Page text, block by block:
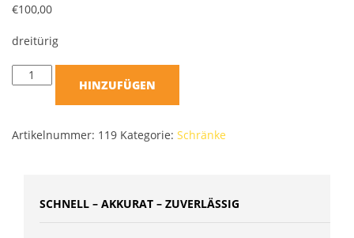
€100,00
dreitürig
HINZUFÜGEN
Artikelnummer: 119 Kategorie: Schränke
SCHNELL – AKKURAT – ZUVERLÄSSIG